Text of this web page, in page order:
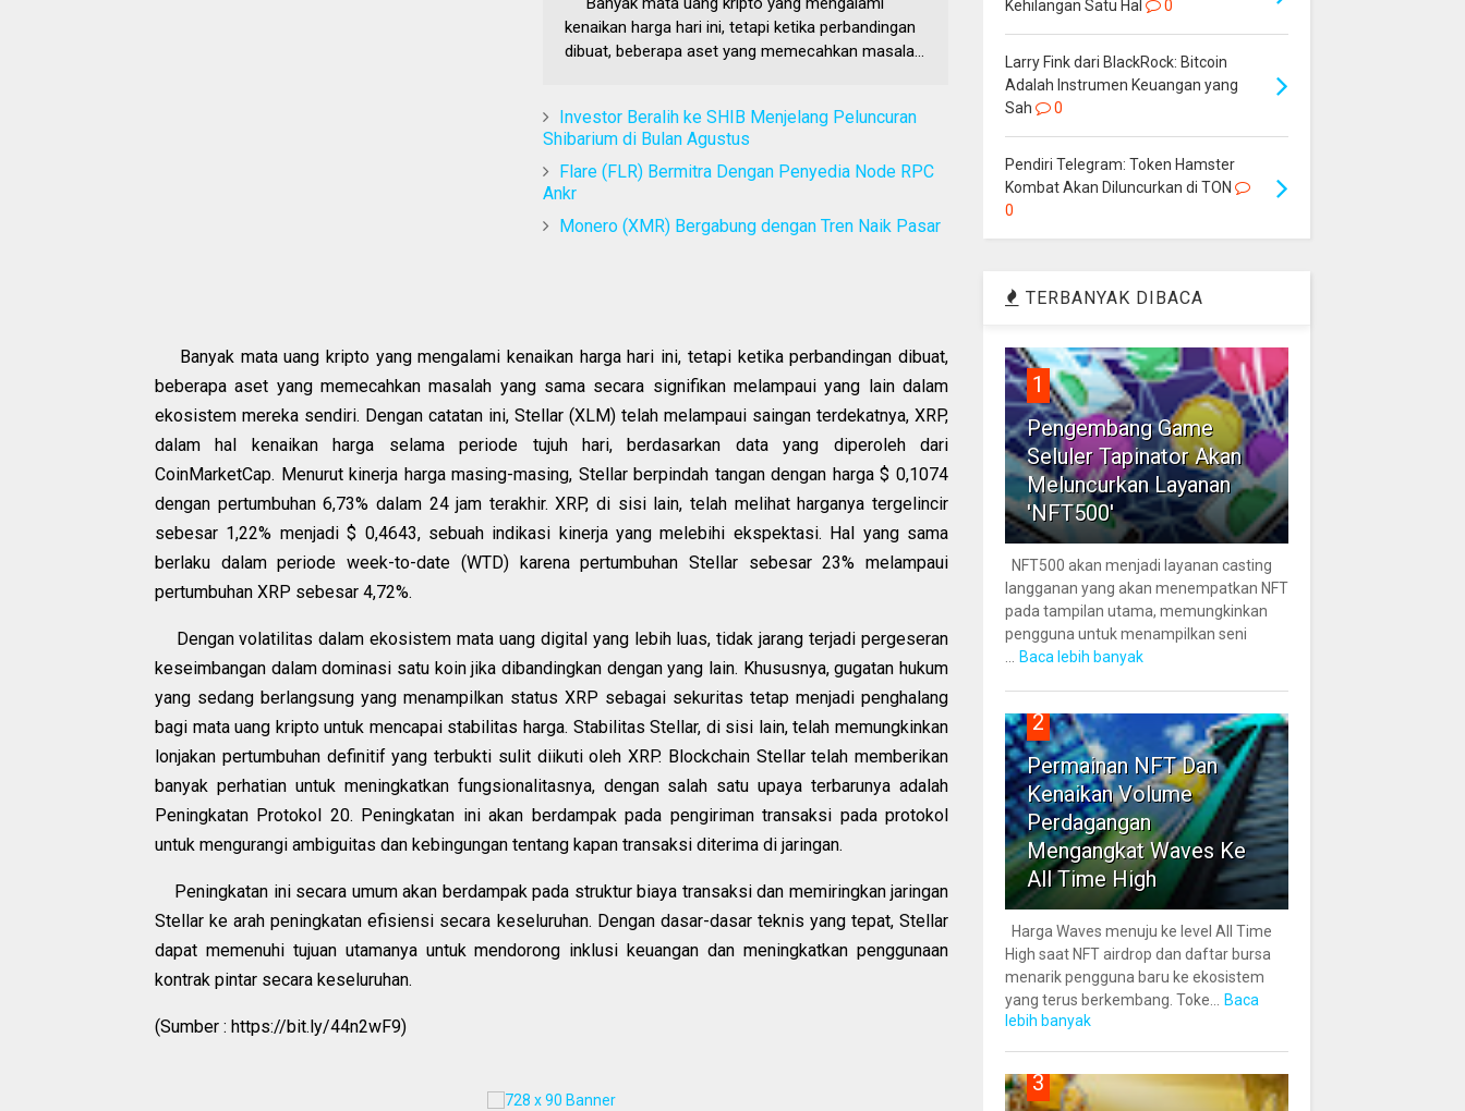
kenaikan harga hari ini, tetapi ketika perbandingan
dibuat, beberapa aset yang memecahkan masala...
Investor Beralih ke SHIB Menjelang Peluncuran
Shibarium di Bulan Agustus
Flare (FLR) Bermitra Dengan Penyedia Node RPC
Ankr
Monero (XMR) Bergabung dengan Tren Naik Pasar
Banyak mata uang kripto yang mengalami kenaikan harga hari ini, tetapi ketika perbandingan dibuat,
beberapa aset yang memecahkan masalah yang sama secara signifikan melampaui yang lain dalam
ekosistem mereka sendiri. Dengan catatan ini, Stellar (XLM) telah melampaui saingan terdekatnya, XRP,
dalam hal kenaikan harga selama periode tujuh hari, berdasarkan data yang diperoleh dari
CoinMarketCap. Menurut kinerja harga masing-masing, Stellar berpindah tangan dengan harga $ 0,1074
dengan pertumbuhan 6,73% dalam 24 jam terakhir. XRP, di sisi lain, telah melihat harganya tergelincir
sebesar 1,22% menjadi $ 0,4643, sebuah indikasi kinerja yang melebihi ekspektasi. Hal yang sama
berlaku dalam periode week-to-date (WTD) karena pertumbuhan Stellar sebesar 23% melampaui
pertumbuhan XRP sebesar 4,72%.
Dengan volatilitas dalam ekosistem mata uang digital yang lebih luas, tidak jarang terjadi pergeseran
keseimbangan dalam dominasi satu koin jika dibandingkan dengan yang lain. Khususnya, gugatan hukum
yang sedang berlangsung yang menampilkan status XRP sebagai sekuritas tetap menjadi penghalang
bagi mata uang kripto untuk mencapai stabilitas harga. Stabilitas Stellar, di sisi lain, telah memungkinkan
lonjakan pertumbuhan definitif yang terbukti sulit diikuti oleh XRP. Blockchain Stellar telah memberikan
banyak perhatian untuk meningkatkan fungsionalitasnya, dengan salah satu upaya terbarunya adalah
Peningkatan Protokol 20. Peningkatan ini akan berdampak pada pengiriman transaksi pada protokol
untuk mengurangi ambiguitas dan kebingungan tentang kapan transaksi diterima di jaringan.
Peningkatan ini secara umum akan berdampak pada struktur biaya transaksi dan memiringkan jaringan
Stellar ke arah peningkatan efisiensi secara keseluruhan. Dengan dasar-dasar teknis yang tepat, Stellar
dapat memenuhi tujuan utamanya untuk mendorong inklusi keuangan dan meningkatkan penggunaan
kontrak pintar secara keseluruhan.
(Sumber : https://bit.ly/44n2wF9)
Kehilangan Satu Hal
0
Larry Fink dari BlackRock: Bitcoin
Adalah Instrumen Keuangan yang
Sah
0
Pendiri Telegram: Token Hamster
Kombat Akan Diluncurkan di TON
0
TERBANYAK DIBACA
1
Pengembang Game
Seluler Tapinator Akan
Meluncurkan Layanan
'NFT500'
NFT500 akan menjadi layanan casting
langganan yang akan menempatkan NFT
pada tampilan utama, memungkinkan
pengguna untuk menampilkan seni
Baca lebih banyak
2
Permainan NFT Dan
Kenaikan Volume
Perdagangan
Mengangkat Waves Ke
All Time High
Harga Waves menuju ke level All Time
High saat NFT airdrop dan daftar bursa
menarik pengguna baru ke ekosistem
yang terus berkembang. Toke...
Baca
lebih banyak
3